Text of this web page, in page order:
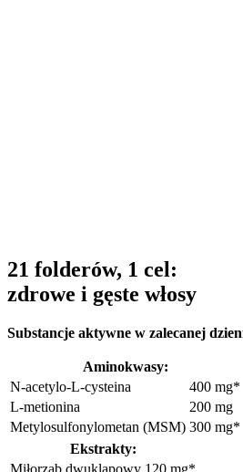
21 folderów, 1 cel:
zdrowe i gęste włosy
Substancje aktywne w zalecanej
Aminokwasy:
N-acetylo-L-cysteina
400 mg*
L-metionina
200 mg
Metylosulfonylometan (MSM) 300 mg*
Ekstrakty:
Miłorząb dwuklapowy 120 mg*